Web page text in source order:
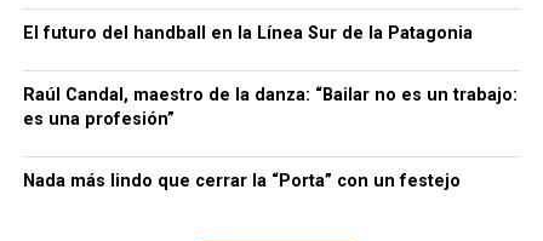
El futuro del handball en la Línea Sur de la Patagonia
Raúl Candal, maestro de la danza: “Bailar no es un trabajo:
es una profesión”
Nada más lindo que cerrar la “Porta” con un festejo